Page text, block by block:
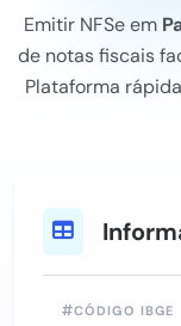
Emitir NFSe em
de notas fiscais
Plataforma
CÓDIGO IBGE